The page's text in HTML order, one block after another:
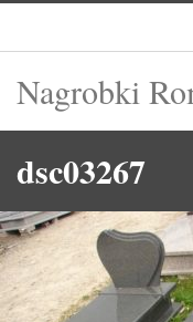
Nagrobki
dsc03267